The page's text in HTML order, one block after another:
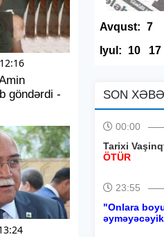
göndərdi -
Avqust: 7
Iyul:
10 17
SON
00:00
Tarixi
ÖTÜR
23:55
"Onlara